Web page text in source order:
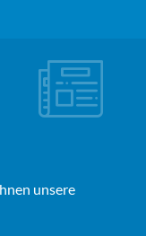
unsere